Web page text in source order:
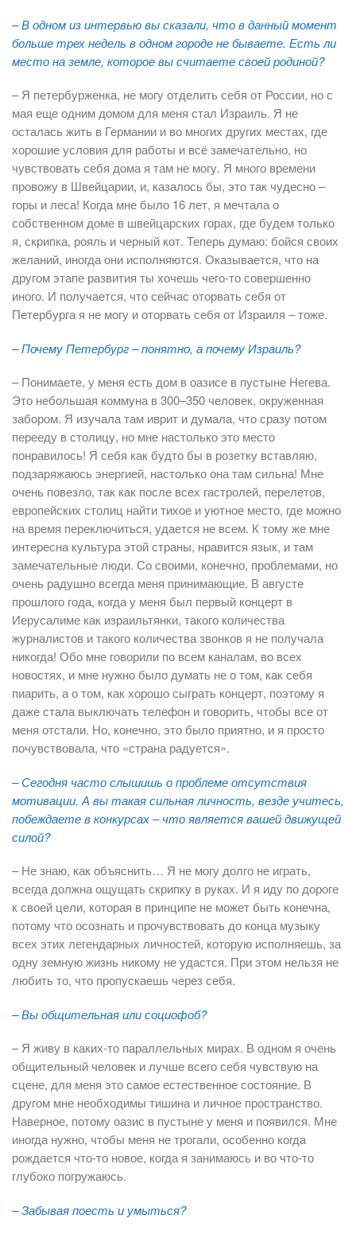
– В одном из интервью вы сказали, что в данный момент
больше трех недель в одном городе не бываете. Есть ли
место на земле, которое вы считаете своей родиной?
– Я петербурженка, не могу отделить себя от России, но с
мая еще одним домом для меня стал Израиль. Я не
осталась жить в Германии и во многих других местах, где
хорошие условия для работы и всё замечательно, но
чувствовать себя дома я там не могу. Я много времени
провожу в Швейцарии, и, казалось бы, это так чудесно –
горы и леса! Когда мне было 16 лет, я мечтала о
собственном доме в швейцарских горах, где будем только
я, скрипка, рояль и черный кот. Теперь думаю: бойся своих
желаний, иногда они исполняются. Оказывается, что на
другом этапе развития ты хочешь чего-то совершенно
иного. И получается, что сейчас оторвать себя от
Петербурга я не могу и оторвать себя от Израиля – тоже.
– Почему Петербург – понятно, а почему Израиль?
– Понимаете, у меня есть дом в оазисе в пустыне Негева.
Это небольшая коммуна в 300–350 человек, окруженная
забором. Я изучала там иврит и думала, что сразу потом
перееду в столицу, но мне настолько это место
понравилось! Я себя как будто бы в розетку вставляю,
подзаряжаюсь энергией, настолько она там сильна! Мне
очень повезло, так как после всех гастролей, перелетов,
европейских столиц найти тихое и уютное место, где можно
на время переключиться, удается не всем. К тому же мне
интересна культура этой страны, нравится язык, и там
замечательные люди. Со своими, конечно, проблемами, но
очень радушно всегда меня принимающие. В августе
прошлого года, когда у меня был первый концерт в
Иерусалиме как израильтянки, такого количества
журналистов и такого количества звонков я не получала
никогда! Обо мне говорили по всем каналам, во всех
новостях, и мне нужно было думать не о том, как себя
пиарить, а о том, как хорошо сыграть концерт, поэтому я
даже стала выключать телефон и говорить, чтобы все от
меня отстали. Но, конечно, это было приятно, и я просто
почувствовала, что «страна радуется».
– Сегодня часто слышишь о проблеме отсутствия
мотивации. А вы такая сильная личность, везде учитесь,
побеждаете в конкурсах – что является вашей движущей
силой?
– Не знаю, как объяснить… Я не могу долго не играть,
всегда должна ощущать скрипку в руках. И я иду по дороге
к своей цели, которая в принципе не может быть конечна,
потому что осознать и прочувствовать до конца музыку
всех этих легендарных личностей, которую исполняешь, за
одну земную жизнь никому не удастся. При этом нельзя не
любить то, что пропускаешь через себя.
– Вы общительная или социофоб?
– Я живу в каких-то параллельных мирах. В одном я очень
общительный человек и лучше всего себя чувствую на
сцене, для меня это самое естественное состояние. В
другом мне необходимы тишина и личное пространство.
Наверное, потому оазис в пустыне у меня и появился. Мне
иногда нужно, чтобы меня не трогали, особенно когда
рождается что-то новое, когда я занимаюсь и во что-то
глубоко погружаюсь.
– Забывая поесть и умыться?